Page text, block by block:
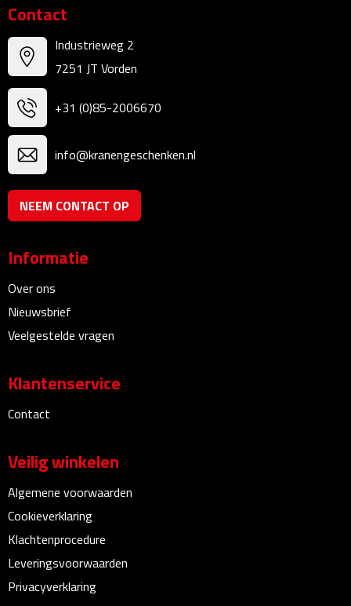
Lanyards
Selfie sticks
Smartwatches
Sporthorloges
Opladers
Draadloze opladers
Zonne energie opladers
Powerbanks
Oplaadkabels
USB
USB stekkers
Outdoor & Vrije Tijd
Contact
Industrieweg 2
7251 JT Vorden
+31 (0)85-2006670
info@kranengeschenken.nl
NEEM CONTACT OP
Informatie
Over ons
Nieuwsbrief
Veelgestelde vragen
Klantenservice
Contact
Veilig winkelen
Algemene voorwaarden
Cookieverklaring
Klachtenprocedure
Leveringsvoorwaarden
Privacyverklaring